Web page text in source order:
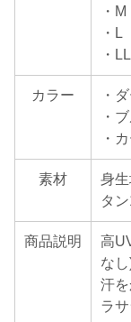
・
・L
・
カラー
・
・
・
素材
身
タ
商品説明
高
なし
汗
ラ